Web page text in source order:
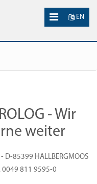
EN
- Wir
weiter
D-85399 HALLBERGMOOS
0049 811 9595-0